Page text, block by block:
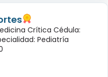
Crítica Cédula:
Pediatría